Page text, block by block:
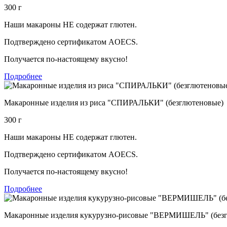
300 г
Наши макароны НЕ содержат глютен.
Подтверждено сертификатом AOECS.
Получается по-настоящему вкусно!
Подробнее
Макаронные изделия из риса "СПИРАЛЬКИ" (безглютеновые)
300 г
Наши макароны НЕ содержат глютен.
Подтверждено сертификатом AOECS.
Получается по-настоящему вкусно!
Подробнее
Макаронные изделия кукурузно-рисовые "ВЕРМИШЕЛЬ"